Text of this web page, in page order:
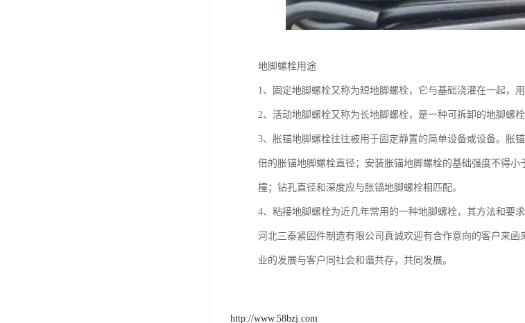
地脚螺栓用途
1、固定地脚螺栓又称为短地脚螺栓，它与基础浇灌在一起，
2、活动地脚螺栓又称为长地脚螺栓，是一种可拆卸的地脚螺
3、胀锚地脚螺栓往往被用于固定静置的简单设备或设备。胀
倍的胀锚地脚螺栓直径；安装胀锚地脚螺栓的基础强度不得
撞；钻孔直径和深度应与胀锚地脚螺栓相匹配。
4、粘接地脚螺栓为近几年常用的一种地脚螺栓，其方法和要
河北三泰紧固件制造有限公司真诚欢迎有合作意向的客户来
业的发展与客户同社会和谐共存，共同发展。
http://www.58bzj.com